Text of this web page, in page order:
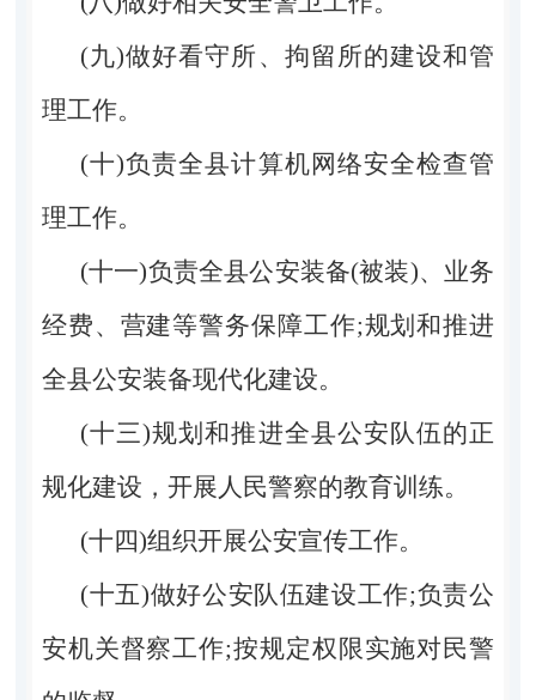
(九)做好看守所、拘留所的建设和管
理工作。
(十)负责全县计算机网络安全检查管
理工作。
(十一)负责全县公安装备(被装)、业务
经费、营建等警务保障工作;规划和推进
全县公安装备现代化建设。
(十三)规划和推进全县公安队伍的正
规化建设，开展人民警察的教育训练。
(十四)组织开展公安宣传工作。
(十五)做好公安队伍建设工作;负责公
安机关督察工作;按规定权限实施对民警